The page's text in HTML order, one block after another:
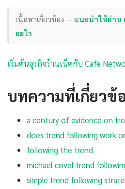
เนื้อหาเกี่ยวข้อง — แนะนำให้อ่าน
อะไร
เริ่มต้นธุรกิจร้านเน็ตกับ Cafe
บทความที่เกี่ยวข้
a century of evidence on
does trend following work
following the trend
michael covel trend
simple trend following